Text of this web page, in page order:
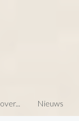
Nieuws